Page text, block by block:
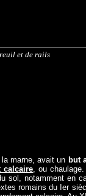
et de rails
marne, avait un but
calcaire, ou
sol, notamment en
romains du Ier